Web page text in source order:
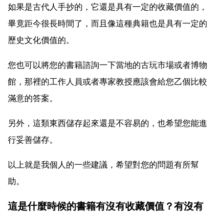
如果是古代人手抄的，它還是具有一定的收藏價值的，
畢竟距今很長時間了，而且像這種典籍也是具有一定的
歷史文化價值的。
您也可以將您的書籍諮詢一下當地的古玩市場或者博物
館，那裡的工作人員或者專家教授應該會給您乙個比較
滿意的答案。
另外，這類東西儲存起來還是不容易的，也希望您能進
行妥善儲存。
以上就是我個人的一些建議，希望對您的問題有所幫
助。
這是什麼時候的書籍有沒有收藏價值？有沒有